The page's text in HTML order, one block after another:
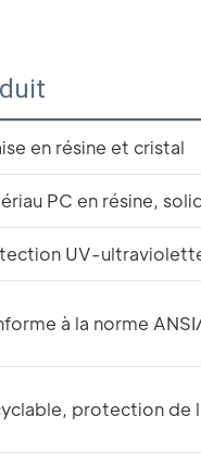
en résine et cristal
PC en résine,
UV-
à la norme
protection de